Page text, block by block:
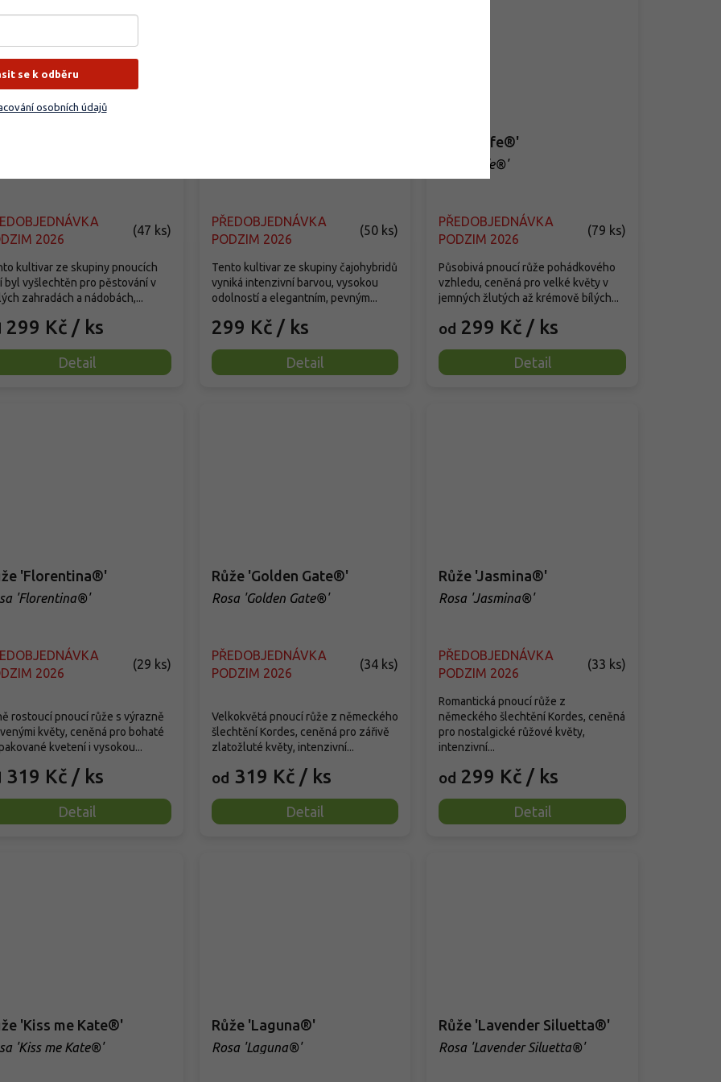
2026
(47 ks)
299 Kč / ks
Detail
kultivar ze skupiny pnoucích
byl vyšlechtěn pro pěstování v
zahradách a nádobách,...
PŘEDOBJEDNÁVKA
PODZIM 2026
(50 ks)
299 Kč / ks
Detail
Tento kultivar ze skupiny čajohybridů
vyniká intenzivní barvou, vysokou
odolností a elegantním, pevným...
Růže 'Elfe®'
Rosa 'Elfe®'
PŘEDOBJEDNÁVKA
PODZIM 2026
(79 ks)
od 299 Kč / ks
Detail
Působivá pnoucí růže pohádkového
vzhledu, ceněná pro velké květy v
jemných žlutých až krémově bílých...
'Florentina®'
'Florentina®'
2026
(29 ks)
319 Kč / ks
Detail
rostoucí pnoucí růže s výrazně
květy, ceněná pro bohaté
kvetení i vysokou...
Růže 'Golden Gate®'
Rosa 'Golden Gate®'
PŘEDOBJEDNÁVKA
PODZIM 2026
(34 ks)
od 319 Kč / ks
Detail
Velkokvětá pnoucí růže z německého
šlechtění Kordes, ceněná pro zářivě
zlatožluté květy, intenzivní...
Růže 'Jasmina®'
Rosa 'Jasmina®'
PŘEDOBJEDNÁVKA
PODZIM 2026
(33 ks)
od 299 Kč / ks
Detail
Romantická pnoucí růže z
německého šlechtění Kordes, ceněná
pro nostalgické růžové květy,
intenzivní...
'Kiss me Kate®'
'Kiss me Kate®'
Růže 'Laguna®'
Rosa 'Laguna®'
Růže 'Lavender Siluetta®'
Rosa 'Lavender Siluetta®'
se k odběru
osobních údajů